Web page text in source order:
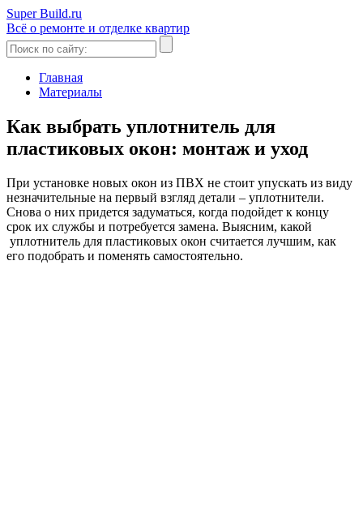
Super Build.ru
Всё о ремонте и отделке квартир
Главная
Материалы
Как выбрать уплотнитель для
пластиковых окон: монтаж и уход
При установке новых окон из ПВХ не стоит упускать из виду
незначительные на первый взгляд детали – уплотнители.
Снова о них придется задуматься, когда подойдет к концу
срок их службы и потребуется замена. Выясним, какой
уплотнитель для пластиковых окон считается лучшим, как
его подобрать и поменять самостоятельно.